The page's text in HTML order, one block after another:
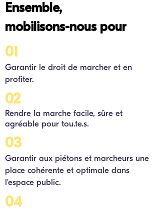
Ensemble,
mobilisons-nous pour
01
Garantir le droit de marcher et en
profiter.
02
Rendre la marche facile, sûre et
agréable pour tou.te.s.
03
Garantir aux piétons et marcheurs une
place cohérente et optimale dans
l'espace public.
04